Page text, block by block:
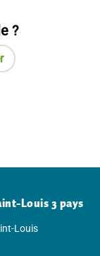
?
fenêtre)
(nouvelle
par mail
Louis 3 pays
Louis